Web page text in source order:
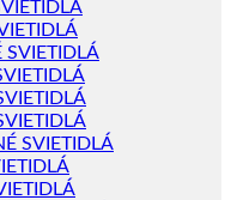
SVIETIDLÁ
SVIETIDLÁ